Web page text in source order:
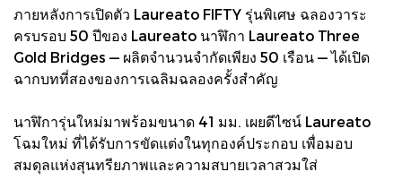
ภายหลังการเปิดตัว Laureato FIFTY รุ่นพิเศษ ฉลองวาระ
ครบรอบ 50 ปีของ Laureato นาฬิกา Laureato Three
Gold Bridges — ผลิตจำนวนจำกัดเพียง 50 เรือน — ได้เปิด
ฉากบทที่สองของการเฉลิมฉลองครั้งสำคัญ
นาฬิการุ่นใหม่มาพร้อมขนาด 41 มม. เผยดีไซน์ Laureato
โฉมใหม่ ที่ได้รับการขัดแต่งในทุกองค์ประกอบ เพื่อมอบ
สมดุลแห่งสุนทรียภาพและความสบายเวลาสวมใส่